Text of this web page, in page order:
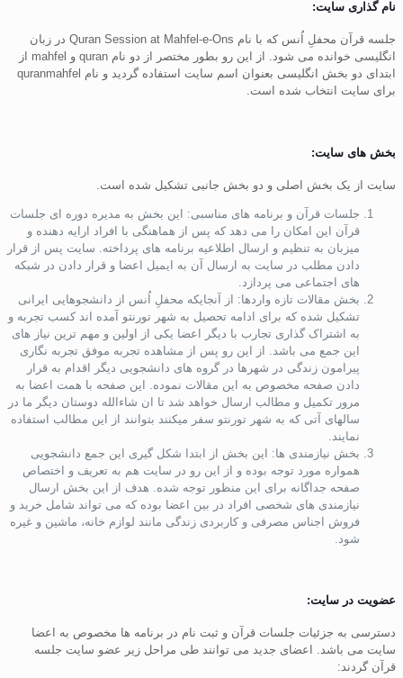
نام گذاری سایت:
جلسه قرآن محفلِ اُنس که با نام Quran Session at Mahfel-e-Ons در زبان
انگلیسی خوانده می شود. از این رو بطور مختصر از دو نام quran و mahfel از
ابتدای دو بخش انگلیسی بعنوان اسم سایت استفاده گردید و نام quranmahfel
برای سایت انتخاب شده است.
بخش های سایت:
سایت از یک بخش اصلی و دو بخش جانبی تشکیل شده است.
جلسات قرآن و برنامه های مناسبی: این بخش به مدیره دوره ای جلسات
قرآن این امکان را می دهد که پس از هماهنگی با افراد ارایه دهنده و
میزبان به تنظیم و ارسال اطلاعیه برنامه های پرداخته. سایت پس از قرار
دادن مطلب در سایت به ارسال آن به ایمیل اعضا و قرار دادن در شبکه
های اجتماعی می پردازد.
بخش مقالات تازه واردها: از آنجایکه محفلِ اُنس از دانشجوهایی ایرانی
تشکیل شده که برای ادامه تحصیل به شهر تورنتو آمده اند کسب تجربه و
به اشتراک گذاری تجارب با دیگر اعضا یکی از اولین و مهم ترین نیاز های
این جمع می باشد. از این رو پس از مشاهده تجربه موفق تجربه نگاری
پیرامون زندگی در شهرها در گروه های دانشجویی دیگر اقدام به قرار
دادن صفحه مخصوص به این مقالات نموده. این صفحه با همت اعضا به
مرور تکمیل و مطالب ارسال خواهد شد تا ان شاءالله دوستان دیگر ما در
سالهای آتی که به شهر تورنتو سفر میکنند بتوانند از این مطالب استفاده
نمایند.
بخش نیازمندی ها: این بخش از ابتدا شکل گیری این جمع دانشجویی
همواره مورد توجه بوده و از این رو در سایت هم به تعریف و اختصاص
صفحه جداگانه برای این منظور توجه شده. هدف از این بخش ارسال
نیازمندی های شخصی افراد در بین اعضا بوده که می تواند شامل خرید و
فروش اجناس مصرفی و کاربردی زندگی مانند لوازم خانه، ماشین و غیره
شود.
عضویت در سایت:
دسترسی به جزئیات جلسات قرآن و ثبت نام در برنامه ها مخصوص به اعضا
سایت می باشد. اعضای جدید می توانند طی مراحل زیر عضو سایت جلسه
قرآن گردند: